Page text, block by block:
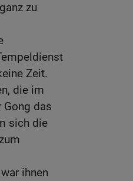
zu
Zeit.
die im
Gong das
sich die
ihnen